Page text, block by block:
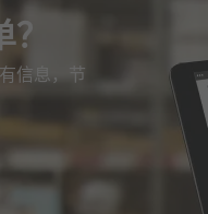
信息，节